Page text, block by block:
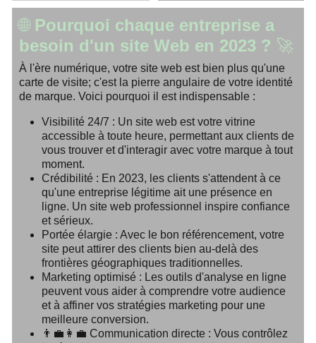
🌐 Pourquoi chaque entreprise a
besoin d'un site Web en 2023 ? 🚀
À l'ère numérique, votre site web est bien plus qu'une
carte de visite; c'est la pierre angulaire de votre identité
de marque. Voici pourquoi il est indispensable :
Visibilité 24/7 : Un site web est votre vitrine
accessible à toute heure, permettant aux clients de
vous trouver et d'interagir avec votre marque à tout
moment.
Crédibilité : En 2023, les clients s'attendent à ce
qu'une entreprise légitime ait une présence en
ligne. Un site web professionnel inspire confiance
et sérieux.
Portée élargie : Avec le bon référencement, votre
site peut attirer des clients bien au-delà des
frontières géographiques traditionnelles.
Marketing optimisé : Les outils d'analyse en ligne
peuvent vous aider à comprendre votre audience
et à affiner vos stratégies marketing pour une
meilleure conversion.
👨‍💼👩‍💼 Communication directe : Vous contrôlez